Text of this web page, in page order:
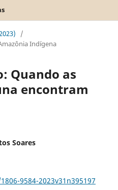
/
Indígena
Quando as
encontram
Soares
9584-2023v31n395197